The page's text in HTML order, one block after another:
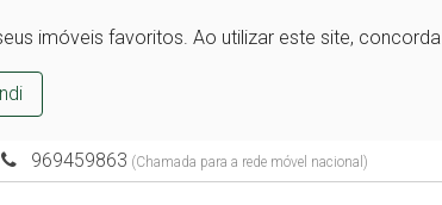
imóveis favoritos. Ao utilizar este site,
969459863 (Chamada para a rede móvel nacional)